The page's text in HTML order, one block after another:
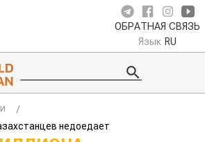
ОБРАТНАЯ СВЯЗЬ
Язык RU
недоедает